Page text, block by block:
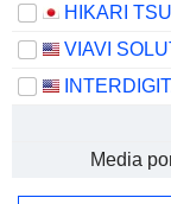
HIKARI
VIAVI
Media